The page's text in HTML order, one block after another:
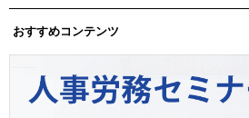
おすすめコンテンツ